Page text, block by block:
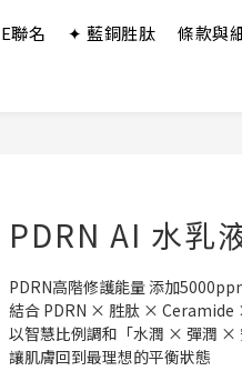
聯名 ✦ 藍銅胜肽
條款與
PDRN AI 水乳
PDRN高階修護能量 添加
結合 PDRN × 胜肽 × Ceramide
以智慧比例調和「水潤 × 彈潤 ×
讓肌膚回到最理想的平衡狀態